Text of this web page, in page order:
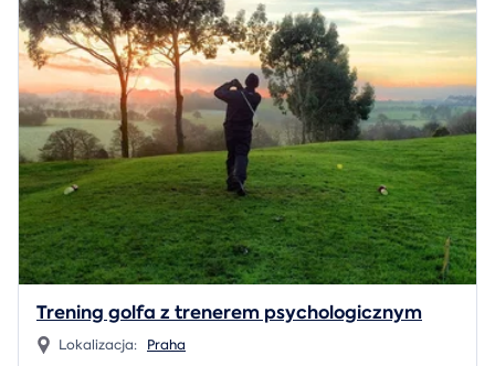
Trening golfa z trenerem psychologicznym
Lokalizacja: Praha